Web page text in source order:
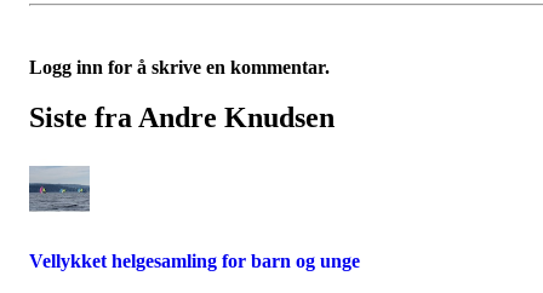
Logg inn for å skrive en kommentar.
Siste fra Andre Knudsen
Vellykket helgesamling for barn og unge